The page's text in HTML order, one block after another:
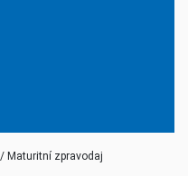
(current)
Maturitní zpravodaj